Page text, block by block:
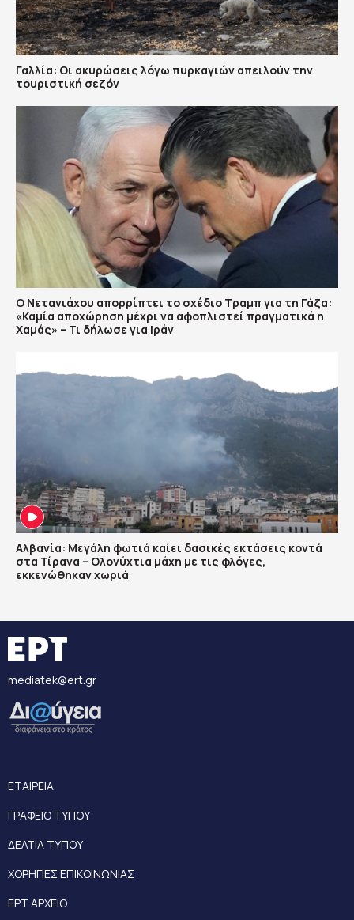
Γαλλία: Οι ακυρώσεις λόγω πυρκαγιών απειλούν την
τουριστική σεζόν
Ο Νετανιάχου απορρίπτει το σχέδιο Τραμπ για τη Γάζα:
«Καμία αποχώρηση μέχρι να αφοπλιστεί πραγματικά η
Χαμάς» – Τι δήλωσε για Ιράν
Αλβανία: Μεγάλη φωτιά καίει δασικές εκτάσεις κοντά
στα Τίρανα – Ολονύχτια μάχη με τις φλόγες,
εκκενώθηκαν χωριά
mediatek@ert.gr
ΕΤΑΙΡΕΙΑ
ΓΡΑΦΕΙΟ ΤΥΠΟΥ
ΔΕΛΤΙΑ ΤΥΠΟΥ
ΧΟΡΗΓΙΕΣ ΕΠΙΚΟΙΝΩΝΙΑΣ
ΕΡΤ ΑΡΧΕΙΟ